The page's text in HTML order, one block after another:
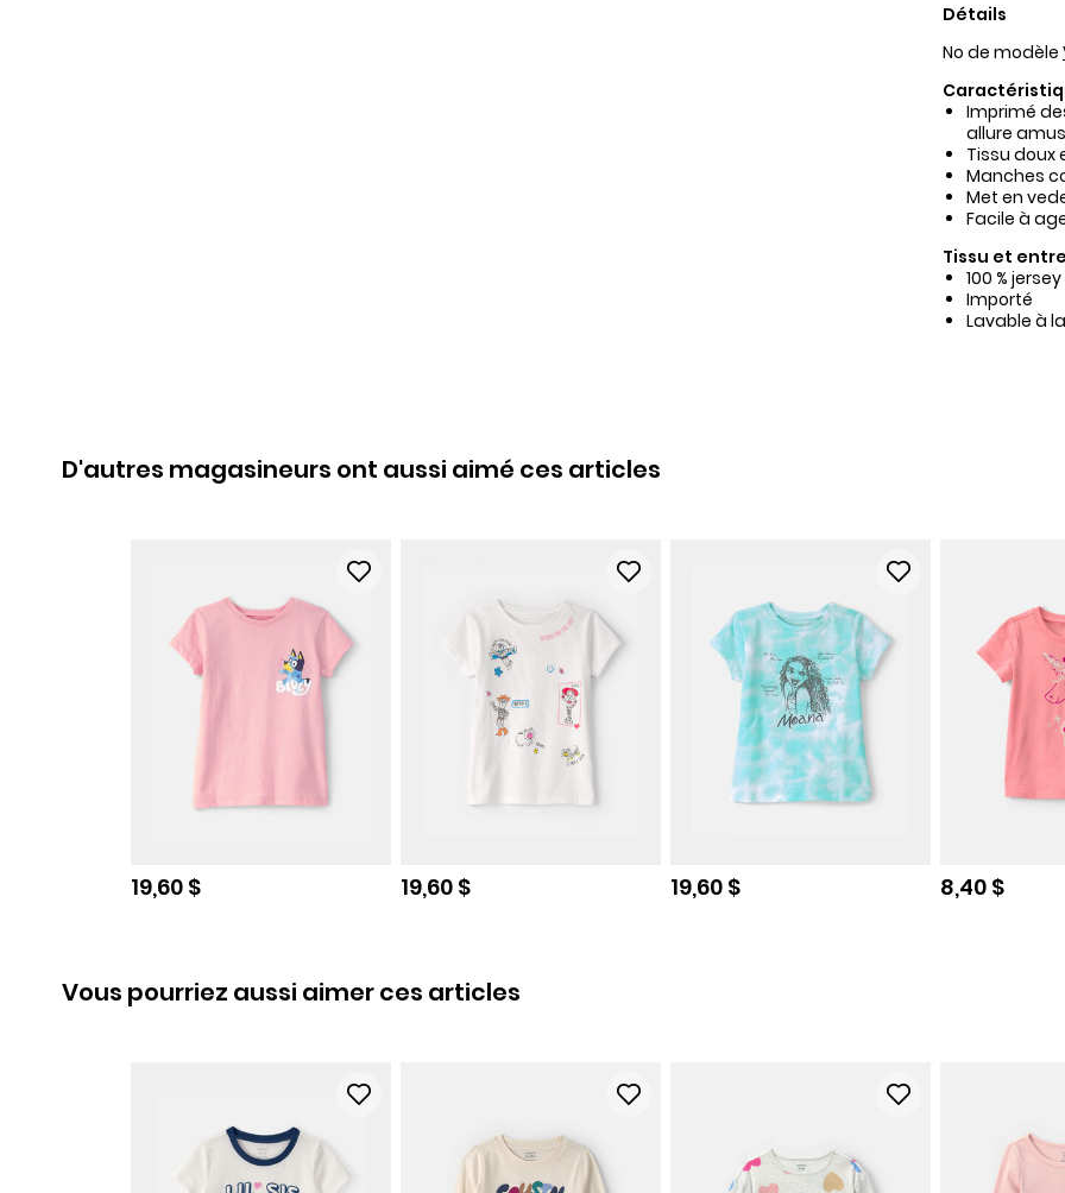
Détails
No de modèle
Imprimé
allure
Tissu doux
Manches
Met en
Facile à
Tissu et
100 %
Importé
Lavable à
D'autres magasineurs ont aussi aimé ces articles
Prix de solde
19,60 $ Prix de solde
19,60 $ Prix de solde
19,60 $ Prix de solde
8,40 $
Vous pourriez aussi aimer ces articles